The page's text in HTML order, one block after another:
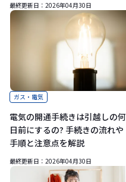
最終更新日： 2026年04月30日
ガス・電気
電気の開通手続きは引越しの何
日前にするの? 手続きの流れや
手順と注意点を解説
最終更新日： 2026年04月30日